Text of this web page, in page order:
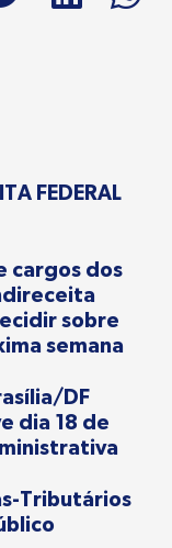
FEDERAL
cargos dos
sobre
semana
DF
dia 18 de
Tributários